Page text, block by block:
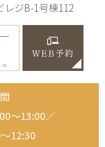
ジB-1号棟112
WEB予約
〜13:00／
12:30